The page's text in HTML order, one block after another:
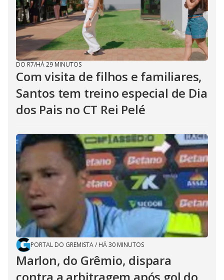
DO R7/HÁ 29 MINUTOS
Com visita de filhos e familiares,
Santos tem treino especial de Dia
dos Pais no CT Rei Pelé
PORTAL DO GREMISTA/ HÁ 30 MINUTOS
Marlon, do Grêmio, dispara